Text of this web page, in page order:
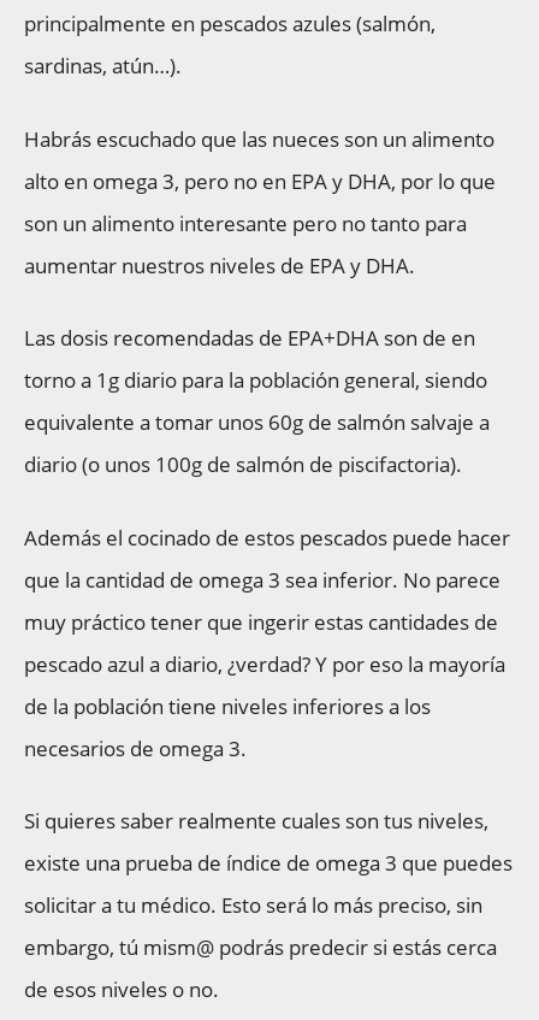
principalmente en pescados azules (salmón,
sardinas, atún…).
Habrás escuchado que las nueces son un alimento
alto en omega 3, pero no en EPA y DHA, por lo que
son un alimento interesante pero no tanto para
aumentar nuestros niveles de EPA y DHA.
Las dosis recomendadas de EPA+DHA son de en
torno a 1g diario para la población general, siendo
equivalente a tomar unos 60g de salmón salvaje a
diario (o unos 100g de salmón de piscifactoria).
Además el cocinado de estos pescados puede hacer
que la cantidad de omega 3 sea inferior. No parece
muy práctico tener que ingerir estas cantidades de
pescado azul a diario, ¿verdad? Y por eso la mayoría
de la población tiene niveles inferiores a los
necesarios de omega 3.
Si quieres saber realmente cuales son tus niveles,
existe una prueba de índice de omega 3 que puedes
solicitar a tu médico. Esto será lo más preciso, sin
embargo, tú mism@ podrás predecir si estás cerca
de esos niveles o no.